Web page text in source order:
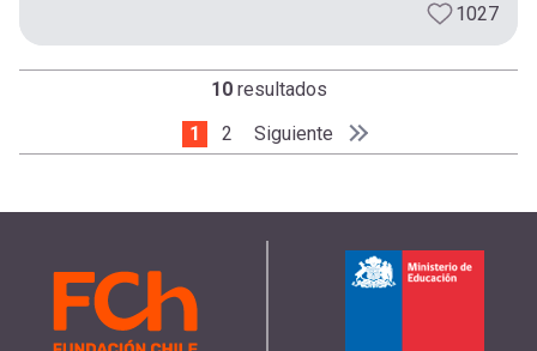
1027
10resultados
Página actual
1 Page
2 Siguiente página
Siguiente Última página
Último »